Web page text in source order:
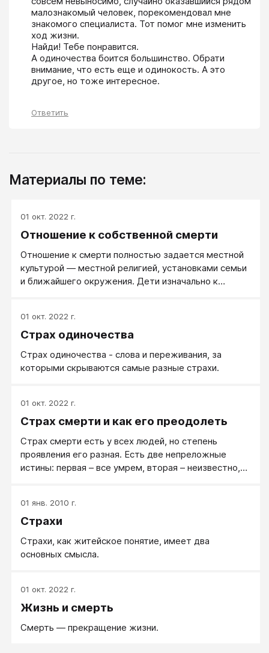
малознакомый человек, порекомендовал мне
знакомого специалиста. Тот помог мне изменить
ход жизни.
Найди! Тебе понравится.
А одиночества боится большинство. Обрати
внимание, что есть еще и одинокость. А это
другое, но тоже интересное.
Ответить
Материалы по теме:
01 окт. 2022 г.
Отношение к собственной смерти
Отношение к смерти полностью задается местной
культурой — местной религией, установками семьи
и ближайшего окружения. Дети изначально к
01 окт. 2022 г.
Страх одиночества
Страх одиночества - слова и переживания, за
которыми скрываются самые разные страхи.
01 окт. 2022 г.
Страх смерти и как его преодолеть
Страх смерти есть у всех людей, но степень
проявления его разная. Есть две непреложные
истины: первая – все умрем, вторая – неизвестно,
распространенных страхов. Танатофобия - страх
вне источника угрозы. Ведь пока мы живы, смерти
01 янв. 2010 г.
Страхи
Страхи, как житейское понятие, имеет два
основных смысла.
01 окт. 2022 г.
Жизнь и смерть
Смерть — прекращение жизни.